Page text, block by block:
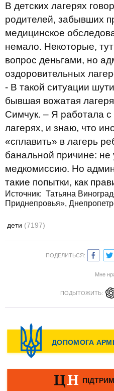
В детских лагерях
родителей, забывших
медицинское
немало. Некоторые,
вопрос деньгами, но
оздоровительных
- В такой ситуации
бывшая вожатая
Симчук. – Я работала с
лагерях, и знаю, что
«сплавить» в лагерь
банальной причине: не
медкомиссию. Но
такие попытки, как
Источник: Татьяна
Приднепровья»,
дети (7197)
ПОДЕЛИТЬСЯ:
Мне
ПОДЫТОЖИТЬ: